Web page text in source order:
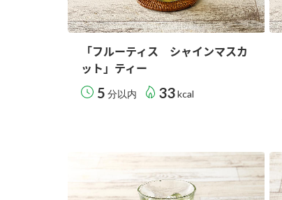
「フルーティス シャインマスカ
ット」ティー
5 分以内 33 kcal